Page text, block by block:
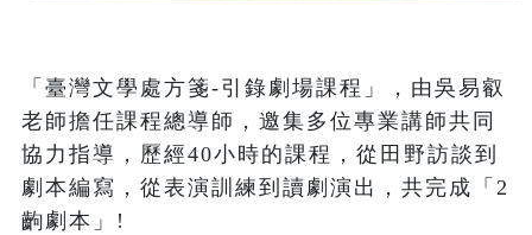
「臺灣文學處方箋-引錄劇場課程」，由吳易叡
老師擔任課程總導師，邀集多位專業講師共同
協力指導，歷經40小時的課程，從田野訪談到
劇本編寫，從表演訓練到讀劇演出，共完成「2
齣劇本」!